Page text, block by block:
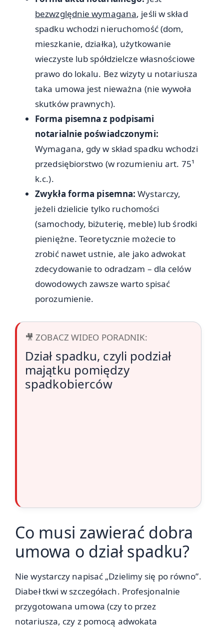
bezwzględnie wymagana, jeśli w skład
spadku wchodzi nieruchomość (dom,
mieszkanie, działka), użytkowanie
wieczyste lub spółdzielcze własnościowe
prawo do lokalu. Bez wizyty u notariusza
taka umowa jest nieważna (nie wywoła
skutków prawnych).
Forma pisemna z podpisami
notarialnie poświadczonymi:
Wymagana, gdy w skład spadku wchodzi
przedsiębiorstwo (w rozumieniu art. 75¹
k.c.).
Zwykła forma pisemna: Wystarczy,
jeżeli dzielicie tylko ruchomości
(samochody, biżuterię, meble) lub środki
pieniężne. Teoretycznie możecie to
zrobić nawet ustnie, ale jako adwokat
zdecydowanie to odradzam – dla celów
dowodowych zawsze warto spisać
porozumienie.
🎥 ZOBACZ WIDEO PORADNIK:
Dział spadku, czyli podział
majątku pomiędzy
spadkobierców
Co musi zawierać dobra
umowa o dział spadku?
Nie wystarczy napisać „Dzielimy się po równo”.
Diabeł tkwi w szczegółach. Profesjonalnie
przygotowana umowa (czy to przez
notariusza, czy z pomocą adwokata